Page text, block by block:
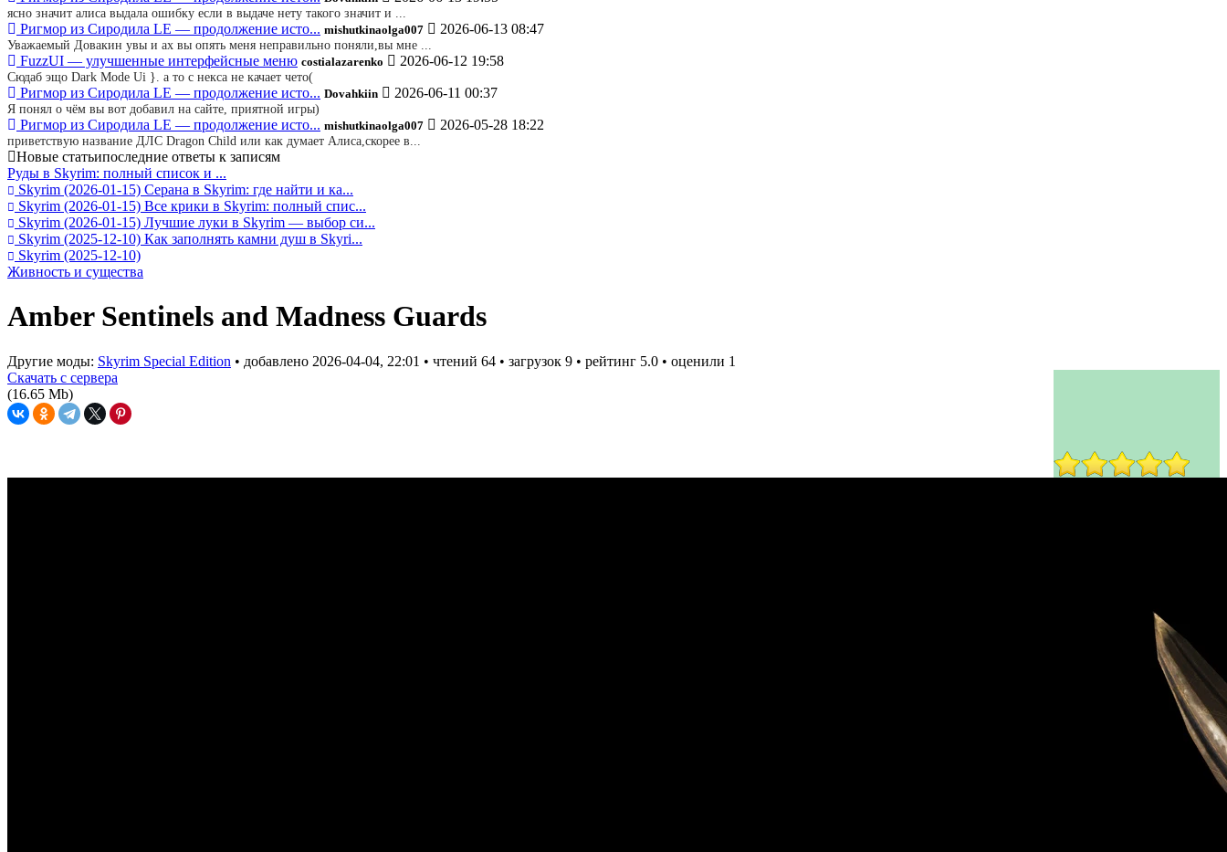
ясно значит алиса выдала ошибку если в выдаче нету такого значит и ...
Ригмор из Сиродила LE — продолжение исто... mishutkinaolga007 2026-06-13 08:47
Уважаемый Довакин увы и ах вы опять меня неправильно поняли,вы мне ...
FuzzUI — улучшенные интерфейсные меню costialazarenko 2026-06-12 19:58
Сюдаб эщо Dark Mode Ui }. а то с некса не качает чето(
Ригмор из Сиродила LE — продолжение исто... Dovahkiin 2026-06-11 00:37
Я понял о чём вы вот добавил на сайте, приятной игры)
Ригмор из Сиродила LE — продолжение исто... mishutkinaolga007 2026-05-28 18:22
приветствую название ДЛС Dragon Child или как думает Алиса,скорее в...
Новые статьипоследние ответы к записям
Руды в Skyrim: полный список и ...
Skyrim (2026-01-15) Серана в Skyrim: где найти и ка...
Skyrim (2026-01-15) Все крики в Skyrim: полный спис...
Skyrim (2026-01-15) Лучшие луки в Skyrim — выбор си...
Skyrim (2025-12-10) Как заполнять камни душ в Skyri...
Skyrim (2025-12-10)
Живность и существа
Amber Sentinels and Madness Guards
Другие моды: Skyrim Special Edition • добавлено 2026-04-04, 22:01 • чтений 64 • загрузок 9 • рейтинг 5.0 • оценили 1
Скачать с сервера
(16.65 Mb)